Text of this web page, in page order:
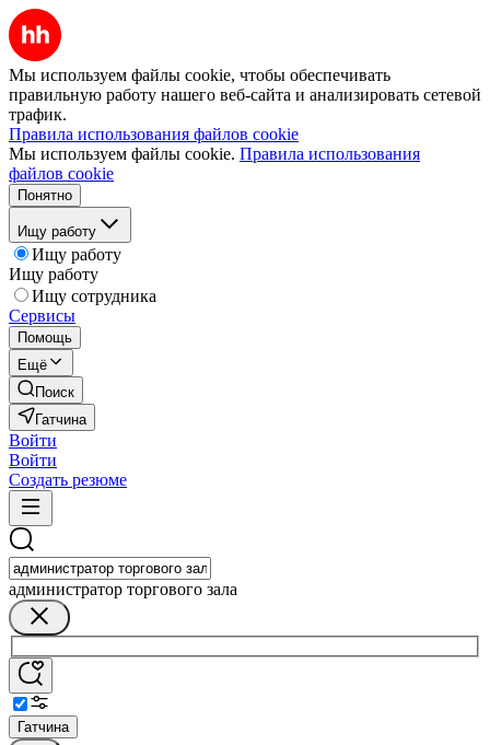
Мы используем файлы cookie, чтобы обеспечивать
правильную работу нашего веб-сайта и анализировать сетевой
трафик.
Правила использования файлов cookie
Мы используем файлы cookie. Правила использования
файлов cookie
Понятно
Ищу работу
Ищу работу
Ищу работу
Ищу сотрудника
Сервисы
Помощь
Ещё
Поиск
Гатчина
Войти
Войти
Создать резюме
администратор торгового зала
Гатчина